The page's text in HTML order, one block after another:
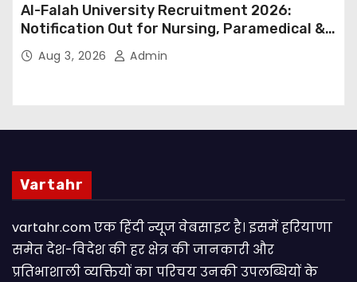
Al-Falah University Recruitment 2026:
Notification Out for Nursing, Paramedical &
Supporting Staff Posts, Apply Through Email
Aug 3, 2026 Admin
Vartahr
vartahr.com एक हिंदी न्यूज वेबसाइट है। इसमें हरियाणा
समेत देश-विदेश की हर क्षेत्र की जानकारी और
प्रतिभाशाली व्यक्तियों का परिचय उनकी उपलब्धियों के